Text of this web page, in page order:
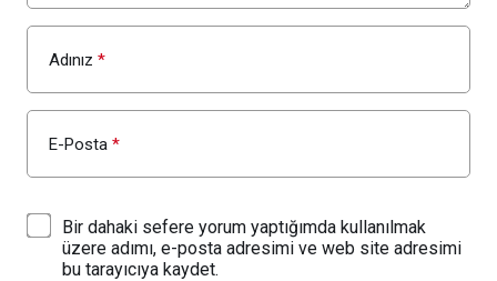
Adınız *
E-Posta *
Bir dahaki sefere yorum yaptığımda kullanılmak
üzere adımı, e-posta adresimi ve web site adresimi
bu tarayıcıya kaydet.